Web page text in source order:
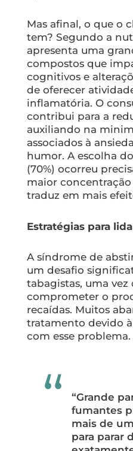
Mas afinal, o que o
tem? Segundo a
apresenta uma
compostos que
cognitivos e
de oferecer
inflamatória. O
contribui para a
auxiliando na
associados à
humor. A escolha
(70%) ocorreu
maior concentração
traduz em mais
Estratégias para
A síndrome de
um desafio
tabagistas, uma vez
comprometer o
recaídas. Muitos
tratamento devido
com esse problema.
“Grande
fumantes
mais de
para parar